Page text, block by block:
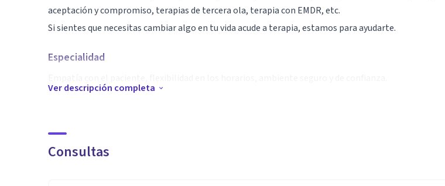
aceptación y compromiso, terapias de tercera ola, terapia con EMDR, etc.
Si sientes que necesitas cambiar algo en tu vida acude a terapia, estamos para ayudarte.
Especialidad
Máster en psicología clínica y de la salud
Ver descripción completa
Consultas